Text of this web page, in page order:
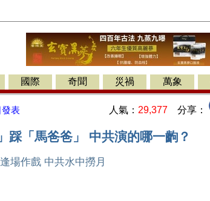
國際 奇聞 災禍 萬象
發表 人氣： 29,377 分享：
踩「馬爸爸」 中共演的哪一齣？
場作戲 中共水中撈月